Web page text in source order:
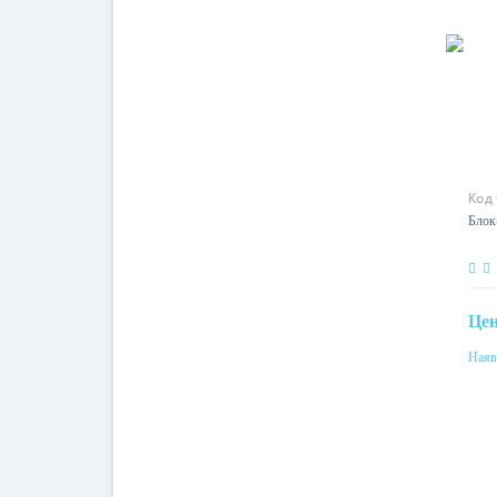
Код